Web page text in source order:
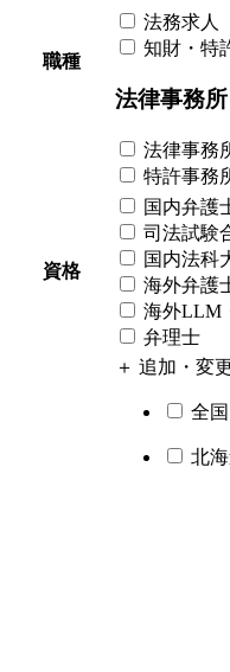
職種
法務求人
知財・特
法律事務
法律事務
特許事務
資格
国内弁護
司法試験
国内法科
海外弁護
海外LLM
弁理士
＋ 追加・変
全国
北